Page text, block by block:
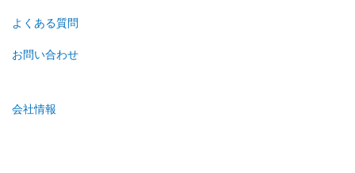
よくある質問
お問い合わせ
会社情報